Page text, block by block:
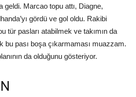
geldi. Marcao topu attı, Diagne,
gördü ve gol oldu. Rakibi
tür pasları atabilmek ve takımın da
bu pası boşa çıkarmaması muazzam.
da olduğunu gösteriyor.